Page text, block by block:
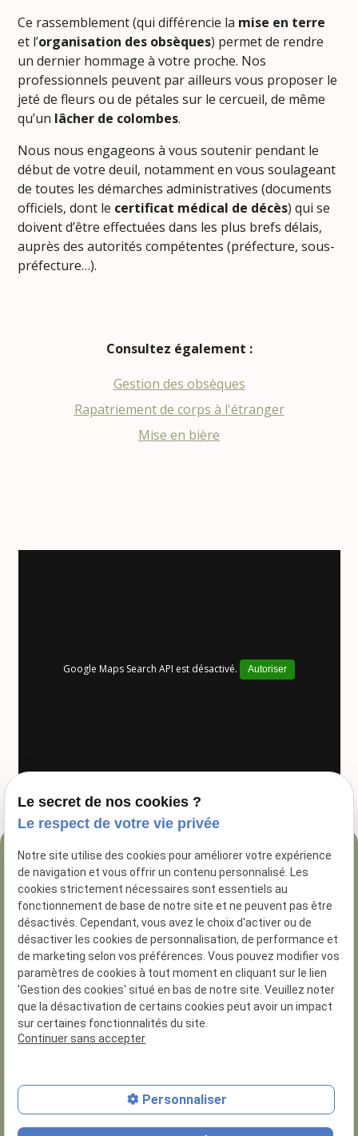
Ce rassemblement (qui différencie la mise en terre
et l’organisation des obsèques) permet de rendre
un dernier hommage à votre proche. Nos
professionnels peuvent par ailleurs vous proposer le
jeté de fleurs ou de pétales sur le cercueil, de même
qu’un lâcher de colombes.
Nous nous engageons à vous soutenir pendant le
début de votre deuil, notamment en vous soulageant
de toutes les démarches administratives (documents
officiels, dont le certificat médical de décès) qui se
doivent d’être effectuées dans les plus brefs délais,
auprès des autorités compétentes (préfecture, sous-
préfecture…).
Consultez également :
Gestion des obsèques
Rapatriement de corps à l'étranger
Mise en bière
Google Maps Search API est désactivé. Autoriser
04 84 89 16 47
54 Rue George
13005 Marseille
N° de Siret :81285926200014
Numero d'habilitation : 8.13.01.30
Plan du site
Mentions légales
Politique de confidentialité
Le secret de nos cookies ?
Le respect de votre vie privée
Notre site utilise des cookies pour améliorer votre expérience
de navigation et vous offrir un contenu personnalisé. Les
cookies strictement nécessaires sont essentiels au
fonctionnement de base de notre site et ne peuvent pas être
désactivés. Cependant, vous avez le choix d'activer ou de
désactiver les cookies de personnalisation, de performance et
de marketing selon vos préférences. Vous pouvez modifier vos
paramètres de cookies à tout moment en cliquant sur le lien
'Gestion des cookies' situé en bas de notre site. Veuillez noter
que la désactivation de certains cookies peut avoir un impact
sur certaines fonctionnalités du site.
Continuer sans accepter
Personnaliser